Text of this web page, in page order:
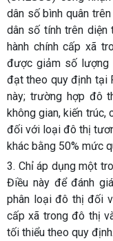
dân số bình quân
dân số tính trên
hành chính cấp xã
được giảm số lượng
đạt theo quy định tại
này; trường hợp đô
không gian, kiến trúc,
đối với loại đô thị
khác bằng 50% mức
3. Chỉ áp dụng một
Điều này để đánh
phân loại đô thị đối
cấp xã trong đô thị
tối thiểu theo quy định.